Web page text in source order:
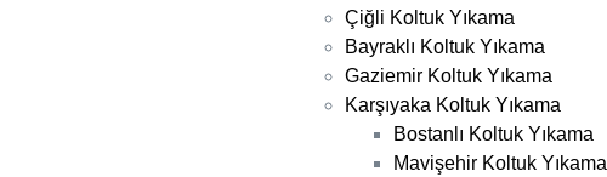
Çiğli Koltuk Yıkama
Bayraklı Koltuk Yıkama
Gaziemir Koltuk Yıkama
Karşıyaka Koltuk Yıkama
Bostanlı Koltuk Yıkama
Mavişehir Koltuk Yıkama